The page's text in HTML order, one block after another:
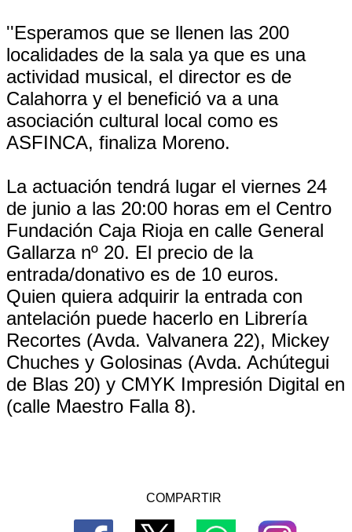
''Esperamos que se llenen las 200
localidades de la sala ya que es una
actividad musical, el director es de
Calahorra y el benefició va a una
asociación cultural local como es
ASFINCA, finaliza Moreno.
La actuación tendrá lugar el viernes 24
de junio a las 20:00 horas em el Centro
Fundación Caja Rioja en calle General
Gallarza nº 20. El precio de la
entrada/donativo es de 10 euros.
Quien quiera adquirir la entrada con
antelación puede hacerlo en Librería
Recortes (Avda. Valvanera 22), Mickey
Chuches y Golosinas (Avda. Achútegui
de Blas 20) y CMYK Impresión Digital en
(calle Maestro Falla 8).
COMPARTIR